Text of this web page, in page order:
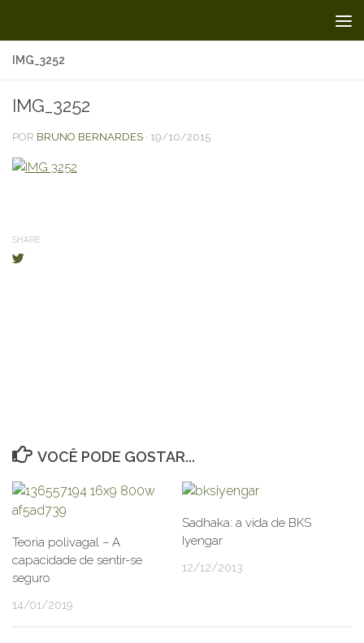
IMG_3252
IMG_3252
POR BRUNO BERNARDES · 19/10/2015
SHARE
VOCÊ PODE GOSTAR...
Teoria polivagal – A
capacidade de sentir-se
seguro
14/01/2019
Sadhaka: a vida de BKS
Iyengar
12/12/2013